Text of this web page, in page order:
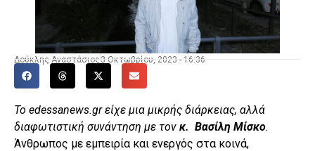
Δούκλης Αναστάσιος 3 Οκτωβρίου, 2023 - 16:36
Το edessanews.gr είχε μια μικρής διάρκειας, αλλά
διαφωτιστική συνάντηση με τον κ. Βασίλη Μίσκο.
Άνθρωπος με εμπειρία και ενεργός στα κοινά,